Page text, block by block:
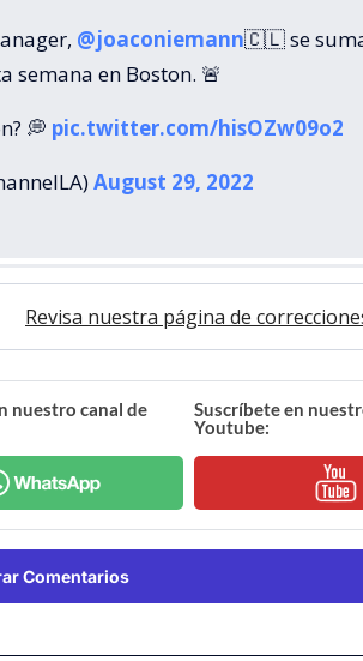
@joaconiemann🇨🇱 se
semana en Boston. 🚨
💭 pic.twitter.com/hisOZw09o2
August 29, 2022
Revisa nuestra página de
nuestro canal de
Suscríbete en
Youtube:
Comentarios